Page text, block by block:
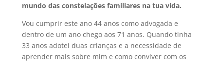
mundo das constelações familiares na tua vida.
Vou cumprir este ano 44 anos como advogada e
dentro de um ano chego aos 71 anos. Quando tinha
33 anos adotei duas crianças e a necessidade de
aprender mais sobre mim e como conviver com os